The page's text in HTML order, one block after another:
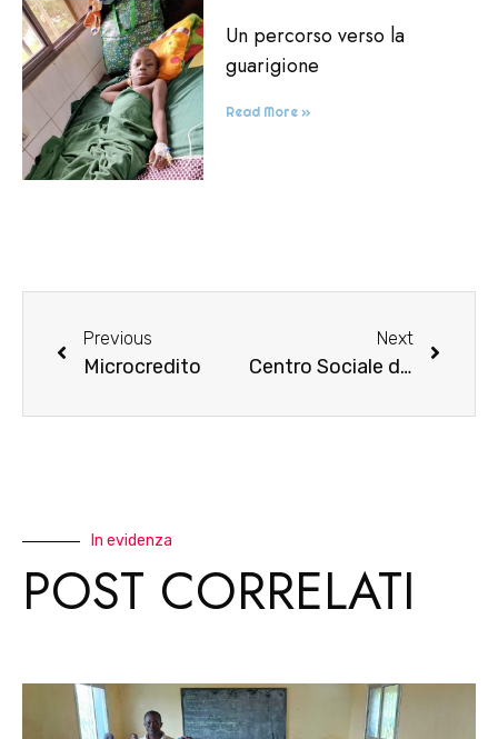
Un percorso verso la
guarigione
Read More »
Previous
Microcredito
Next
Centro Sociale di Djicofè
In evidenza
POST CORRELATI